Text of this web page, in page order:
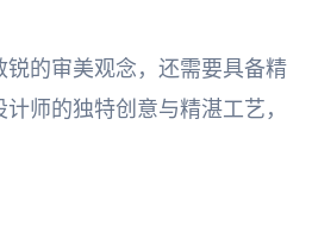
的审美观念，还需要具备精
师的独特创意与精湛工艺，